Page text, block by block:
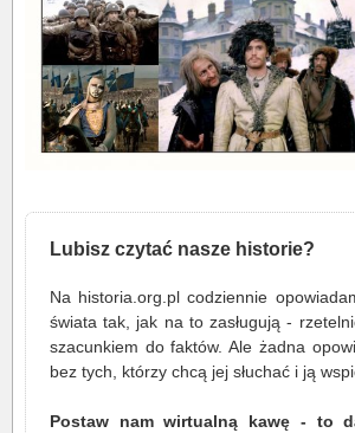
Lubisz czytać nasze historie?
Na historia.org.pl codziennie
świata tak, jak na to zasługują -
szacunkiem do faktów. Ale żadna
bez tych, którzy chcą jej słuchać i ją
Postaw nam wirtualną kawę - to